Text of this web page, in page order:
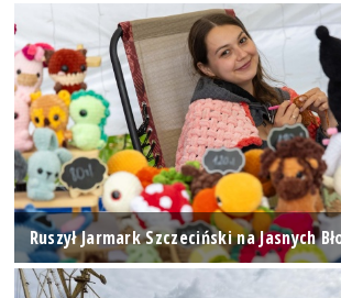
Ruszył Jarmark Szczeciński na Jasnych